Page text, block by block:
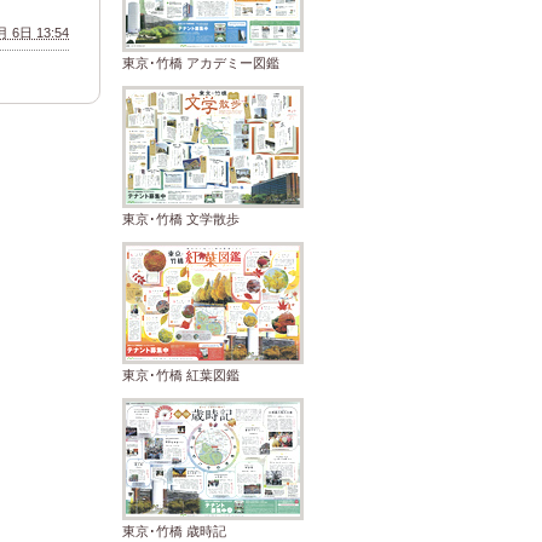
6日 13:54
東京･竹橋 アカデミー図鑑
東京･竹橋 文学散歩
東京･竹橋 紅葉図鑑
東京･竹橋 歳時記